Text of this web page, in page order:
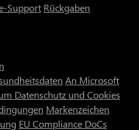
Support Rückgaben
An Microsoft
Datenschutz und Cookies
Markenzeichen
EU Compliance DoCs